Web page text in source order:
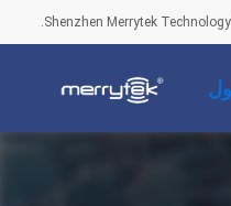
Shenzhen Merrytek Technology